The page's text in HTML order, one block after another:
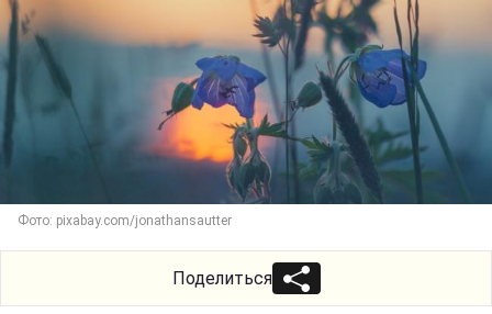
Фото: pixabay.com/jonathansautter
Поделиться